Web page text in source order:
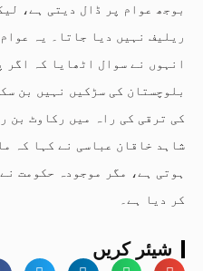
بوجھ عوام پر ڈال دیتی ہے،
ریلیف نہیں دیا جاتا۔ یہ
انہوں نے سوال اٹھایا کہ اگر
بلوچستان کی سڑکیں نہیں بن
کی ترقی کی راہ میں رکاوٹ بن
شاہد خاقان عباسی نے کہا کہ
ہوتی ہے، مگر موجودہ حکومت
کر دیا ہے۔
شیئر کریں